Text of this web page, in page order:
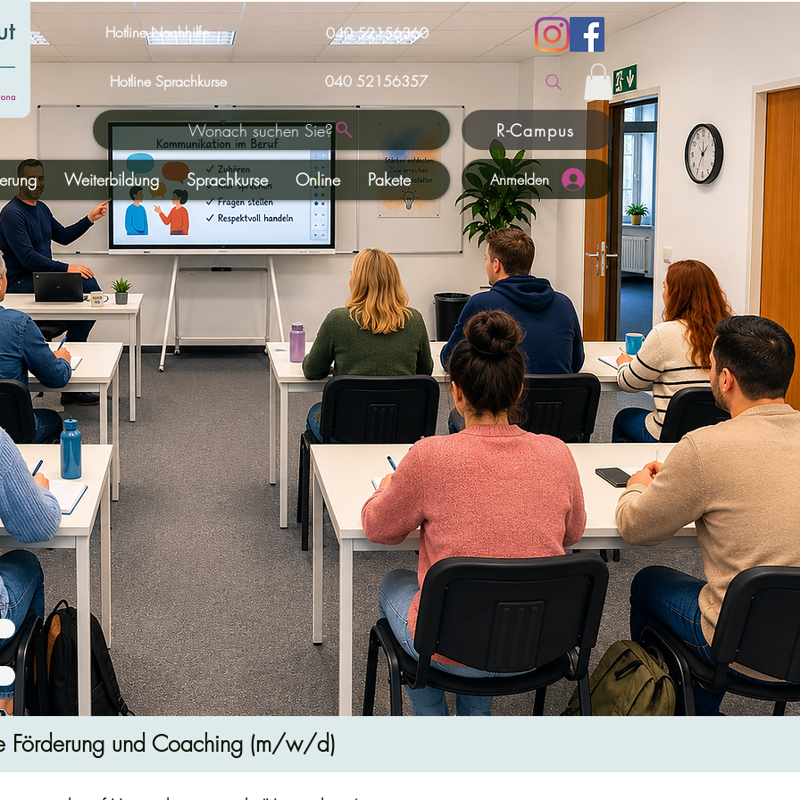
Hotline Nachhilfe 040 52156360
Hotline Sprachkurse 040 52156357
Wonach suchen Sie?
Weiterbildung Sprachkurse Online Pakete
R-Campus
Anmelden
Förderung und Coaching (m/w/d)